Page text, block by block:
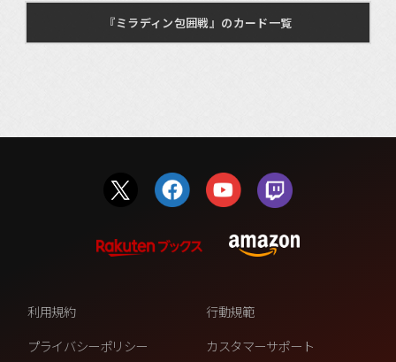
『ミラディン包囲戦』のカード一覧
利用規約
行動規範
プライバシーポリシー
カスタマーサポート